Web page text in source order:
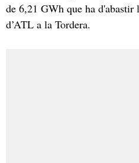
de 6,21 GWh que ha d'abastir
d’ATL a la Tordera.